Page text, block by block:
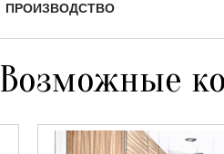
ПРОИЗВОДСТВО
Возможные